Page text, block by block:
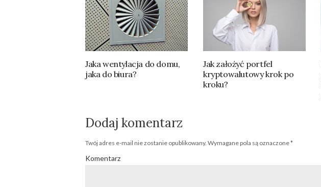
Jaka wentylacja do domu,
jaka do biura?
Jak założyć portfel
kryptowalutowy krok po
kroku?
Dodaj komentarz
Twój adres e-mail nie zostanie opublikowany. Wymagane pola są oznaczone*
Komentarz